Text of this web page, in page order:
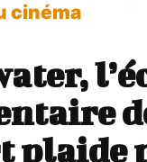
cinéma
plaide